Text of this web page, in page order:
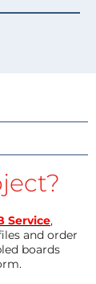
Service,
and order
boards